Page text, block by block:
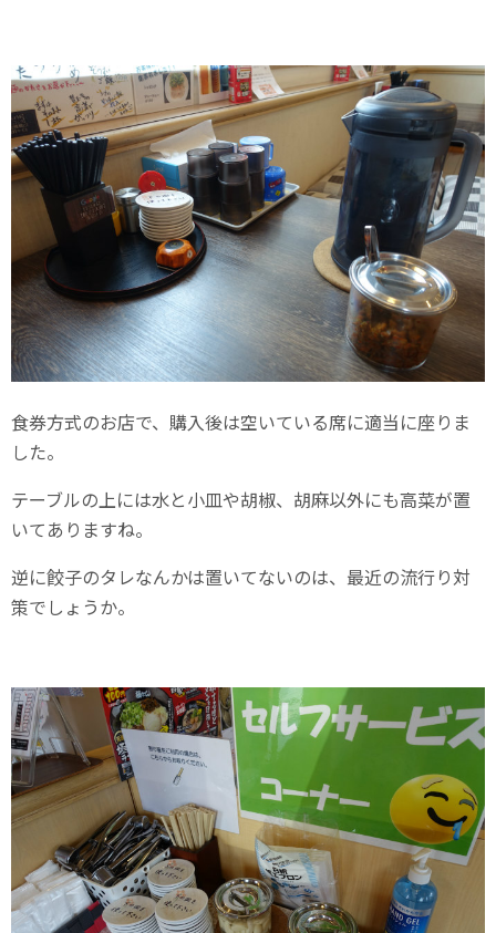
食券方式のお店で、購入後は空いている席に適当に座りま
した。
テーブルの上には水と小皿や胡椒、胡麻以外にも高菜が置
いてありますね。
逆に餃子のタレなんかは置いてないのは、最近の流行り対
策でしょうか。